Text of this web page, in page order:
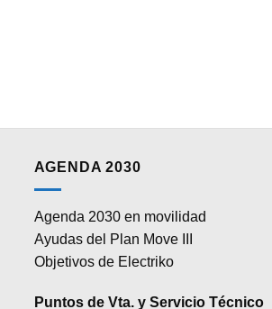
AGENDA 2030
Agenda 2030 en movilidad
Ayudas del Plan Move III
Objetivos de Electriko
Puntos de Vta. y Servicio Técnico